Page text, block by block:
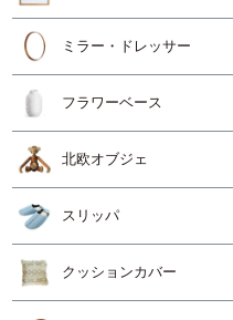
ミラー・ドレッサー
フラワーベース
北欧オブジェ
スリッパ
クッションカバー